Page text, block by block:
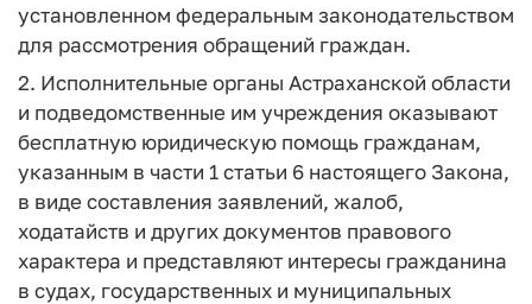
установленном федеральным законодательством
для рассмотрения обращений граждан.
2. Исполнительные органы Астраханской области
и подведомственные им учреждения оказывают
бесплатную юридическую помощь гражданам,
указанным в части 1 статьи 6 настоящего Закона,
в виде составления заявлений, жалоб,
ходатайств и других документов правового
характера и представляют интересы гражданина
в судах, государственных и муниципальных